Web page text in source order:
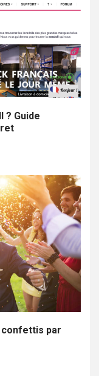
? Guide
confettis par